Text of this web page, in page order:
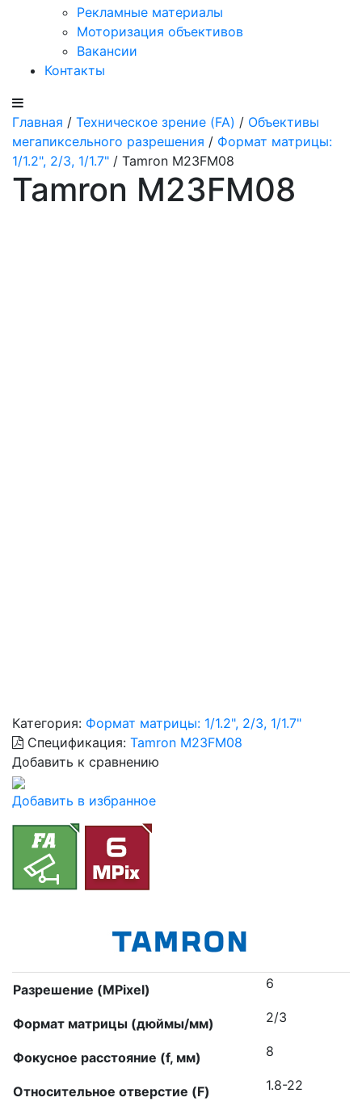
Рекламные материалы
Моторизация объективов
Вакансии
Контакты
Главная / Техническое зрение (FA) / Объективы
мегапиксельного разрешения / Формат матрицы:
1/1.2", 2/3, 1/1.7" / Tamron M23FM08
Tamron M23FM08
Категория: Формат матрицы: 1/1.2", 2/3, 1/1.7"
Спецификация: Tamron M23FM08
Добавить к сравнению
Добавить в избранное
Разрешение (MPixel) 6
Формат матрицы (дюймы/мм) 2/3
Фокусное расстояние (f, мм) 8
Относительное отверстие (F) 1.8-22